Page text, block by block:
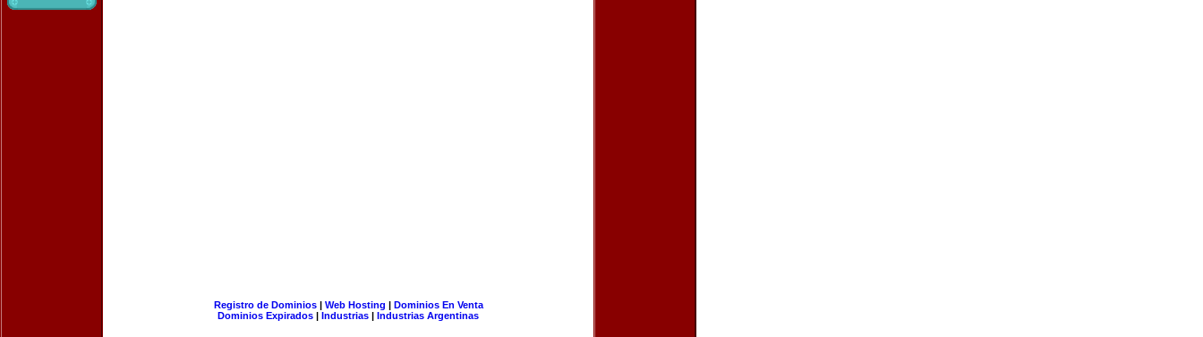
Registro de Dominios| Web Hosting | Dominios En Venta
Dominios Expirados | Industrias | Industrias Argentinas